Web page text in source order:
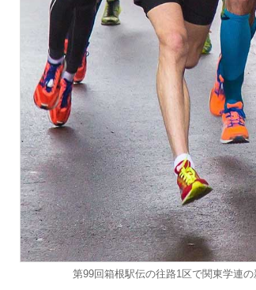
第99回箱根駅伝の往路1区で関東学連